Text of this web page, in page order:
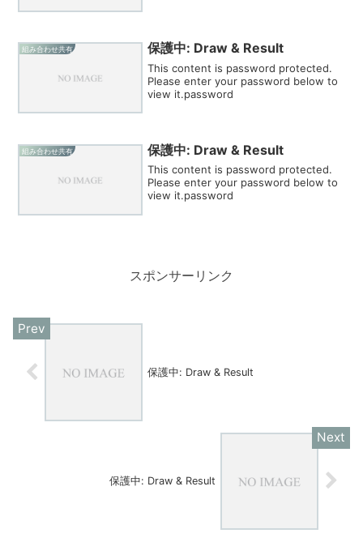
組み合わせ共有 保護中: Draw & Result
This content is password protected.
Please enter your password below to
view it.password
組み合わせ共有 保護中: Draw & Result
This content is password protected.
Please enter your password below to
view it.password
スポンサーリンク
保護中: Draw & Result
保護中: Draw & Result